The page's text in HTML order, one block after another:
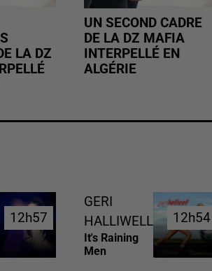
LA DZ
UN SECOND CADRE
DE LA DZ MAFIA
INTERPELLÉ EN
ALGÉRIE
12h57
12h57
GERI
HALLIWELL
It's Raining
Men
12h54
12h54